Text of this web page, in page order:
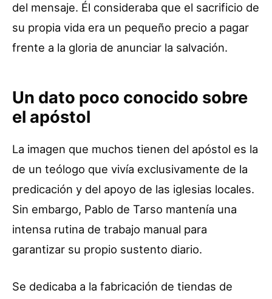
del mensaje. Él consideraba que el sacrificio de
su propia vida era un pequeño precio a pagar
frente a la gloria de anunciar la salvación.
Un dato poco conocido sobre
el apóstol
La imagen que muchos tienen del apóstol es la
de un teólogo que vivía exclusivamente de la
predicación y del apoyo de las iglesias locales.
Sin embargo, Pablo de Tarso mantenía una
intensa rutina de trabajo manual para
garantizar su propio sustento diario.
Se dedicaba a la fabricación de tiendas de